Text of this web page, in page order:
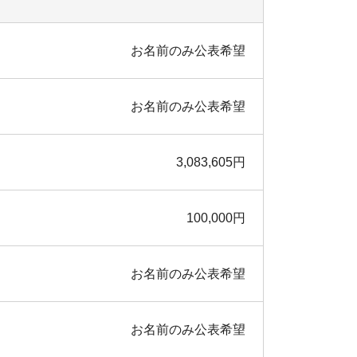
お名前のみ公表希望
お名前のみ公表希望
3,083,605円
100,000円
お名前のみ公表希望
お名前のみ公表希望